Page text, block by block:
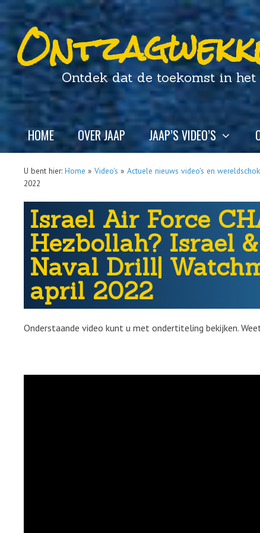
Ontdek dat de toekomst in het
HOME OVER JAAP JAAP’S VIDEO’S
U bent hier: Home » Video's » Actuele nieuws video's en
2022
Israel Air Force
Hezbollah? Israel
Naval Drill|
april 2022
Onderstaande video kunt u met ondertiteling bekijken.